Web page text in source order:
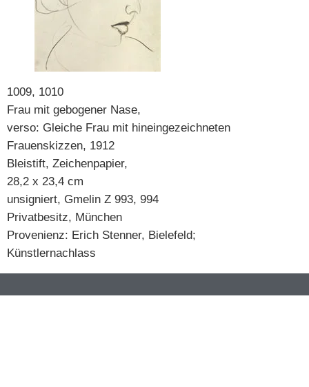
1009, 1010
Frau mit gebogener Nase,
verso: Gleiche Frau mit hineingezeichneten
Frauenskizzen, 1912
Bleistift, Zeichenpapier,
28,2 x 23,4 cm
unsigniert, Gmelin Z 993, 994
Privatbesitz, München
Provenienz: Erich Stenner, Bielefeld;
Künstlernachlass